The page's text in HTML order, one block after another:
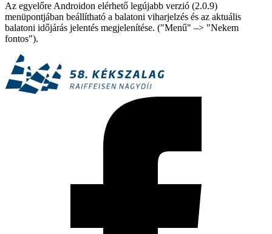
Az egyelőre Androidon elérhető legújabb verzió (2.0.9)
menüpontjában beállítható a balatoni viharjelzés és az aktuális
balatoni időjárás jelentés megjelenítése. ("Menű" –> "Nekem
fontos").